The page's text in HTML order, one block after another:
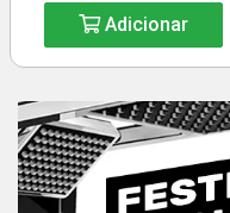
Adicionar